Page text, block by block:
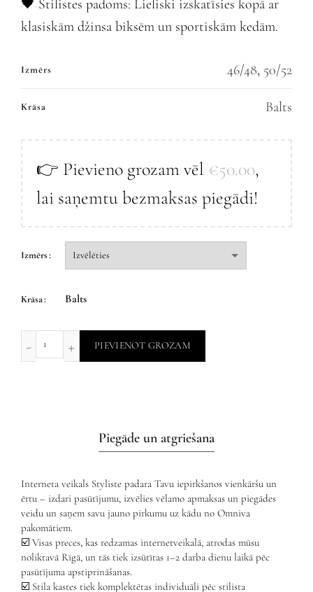
🖤 Stilistes padoms: Lieliski izskatīsies kopā ar
klasiskām džinsa biksēm un sportiskām kedām.
Izmērs 46/48, 50/52
Krāsa Balts
👉 Pievieno grozam vēl €50.00,
lai saņemtu bezmaksas piegādi!
Izmērs
Krāsa Balts
PIEVIENOT GROZAM
Piegāde un atgriešana
Interneta veikals Styliste padara Tavu iepirkšanos vienkāršu un
ērtu – izdari pasūtījumu, izvēlies vēlamo apmaksas un piegādes
veidu un saņem savu jauno pirkumu uz kādu no Omniva
pakomātiem.
☑️ Visas preces, kas redzamas internetveikalā, atrodas mūsu
noliktavā Rīgā, un tās tiek izsūtītas 1–2 darba dienu laikā pēc
pasūtījuma apstiprināšanas.
☑️ Stila kastes tiek komplektētas individuāli pēc stilista